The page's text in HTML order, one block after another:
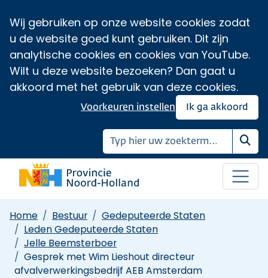
Wij gebruiken op onze website cookies zodat
u de website goed kunt gebruiken. Dit zijn
analytische cookies en cookies van YouTube.
Wilt u deze website bezoeken? Dan gaat u
akkoord met het gebruik van deze cookies.
Ik ga akkoord
Voorkeuren instellen
Home Bestuur
Gedeputeerde Staten
Leden Gedeputeerde Staten
Jelle Beemsterboer
Gesprek met Wim Lieshout directeur
afvalverwerkingsbedrijf AEB Amsterdam